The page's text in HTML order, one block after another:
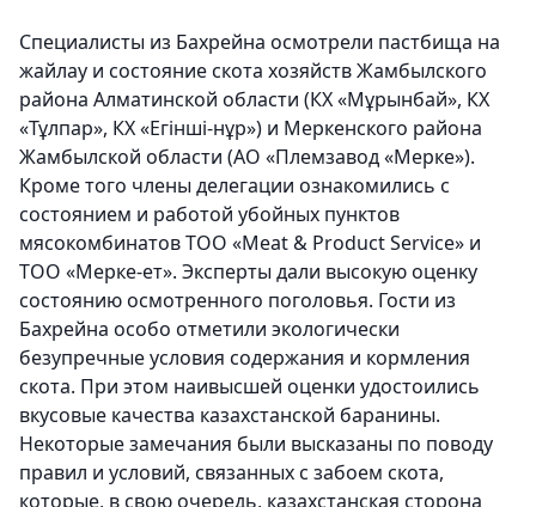
Специалисты из Бахрейна осмотрели пастбища на
жайлау и состояние скота хозяйств Жамбылского
района Алматинской области (КХ «Мұрынбай», КХ
«Тұлпар», КХ «Егінші-нұр») и Меркенского района
Жамбылской области (АО «Племзавод «Мерке»).
Кроме того члены делегации ознакомились с
состоянием и работой убойных пунктов
мясокомбинатов ТОО «Мeat & Product Service» и
ТОО «Мерке-ет». Эксперты дали высокую оценку
состоянию осмотренного поголовья. Гости из
Бахрейна особо отметили экологически
безупречные условия содержания и кормления
скота. При этом наивысшей оценки удостоились
вкусовые качества казахстанской баранины.
Некоторые замечания были высказаны по поводу
правил и условий, связанных с забоем скота,
которые, в свою очередь, казахстанская сторона